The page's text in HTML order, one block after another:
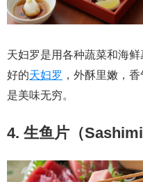
天妇罗是用各种蔬菜和海
好的天妇罗 ，外酥里嫩，
是美味无穷。
4. 生鱼片（Sashimi